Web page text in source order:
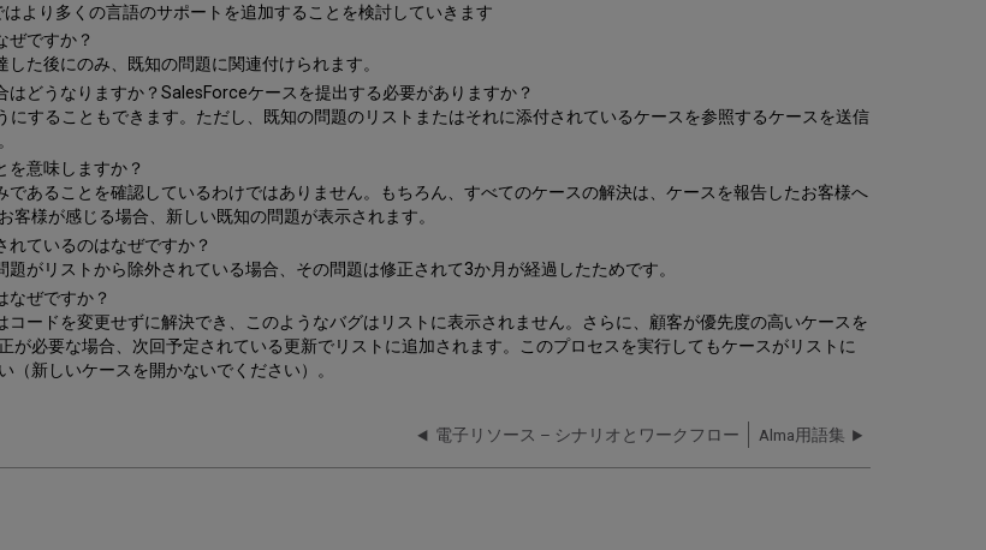
より多くの言語のサポートを追加することを検討していきます
ぜですか？
た後にのみ、既知の問題に関連付けられます。
どうなりますか？SalesForceケースを提出する必要がありますか？
することもできます。ただし、既知の問題のリストまたはそれに添付されているケースを参照するケースを送信
意味しますか？
あることを確認しているわけではありません。もちろん、すべてのケースの解決は、ケースを報告したお客様へ
様が感じる場合、新しい既知の問題が表示されます。
ているのはなぜですか？
がリストから除外されている場合、その問題は修正されて3か月が経過したためです。
なぜですか？
ードを変更せずに解決でき、このようなバグはリストに表示されません。さらに、顧客が優先度の高いケースを
が必要な場合、次回予定されている更新でリストに追加されます。このプロセスを実行してもケースがリストに
新しいケースを開かないでください）。
電子リソース – シナリオとワークフロー Alma用語集